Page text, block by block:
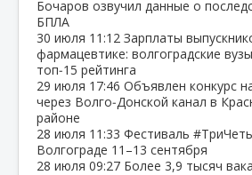
Бочаров озвучил данные о
БПЛА
30 июля 11:12 Зарплаты
фармацевтике: волгоградские
топ‑15 рейтинга
29 июля 17:46 Объявлен конкурс
через Волго‑Донской канал в
районе
28 июля 11:33 Фестиваль
Волгограде 11–13 сентября
28 июля 09:27 Более 3,9 тысяч